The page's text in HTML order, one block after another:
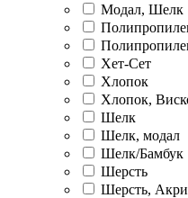
Модал, Шелк
Хет-Сет
Хлопок
Хлопок,
Шелк
Шелк, модал
Шелк/Бамбук
Шерсть
Шерсть,